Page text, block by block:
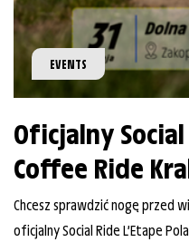
EVENTS
Oficjalny
Coffee Ride
Chcesz sprawdzić nogę przed
oficjalny Social Ride L’Etape